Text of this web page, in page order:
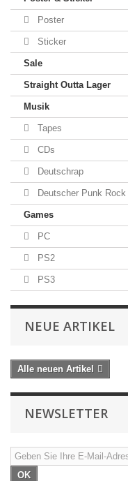
Poster
Sticker
Sale
Straight Outta Lager
Musik
Tapes
CDs
Deutschrap
Deutscher Punk Rock
Games
PC
PS2
PS3
NEUE ARTIKEL
Alle neuen Artikel
NEWSLETTER
OK